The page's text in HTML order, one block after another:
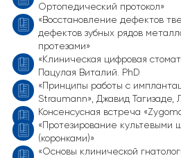
Ортопедический протокол»
«Восстановление дефектов
дефектов зубных рядов
протезами»
«Клиническая цифровая
Пацулая Виталий. PhD
«Принципы работы с
Straumann», Джавид Тагизаде,
Консенсусная встреча
«Протезирование культевыми
(коронками)»
«Основы клинической